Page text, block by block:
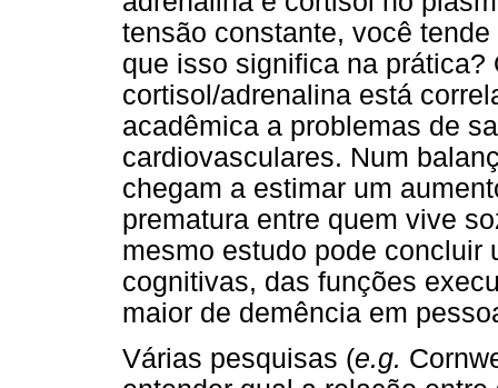
tensão constante, você
que isso significa na prática?
cortisol/adrenalina está
acadêmica a problemas de
cardiovasculares. Num
chegam a estimar um
prematura entre quem vive
mesmo estudo pode concluir
cognitivas, das funções
maior de demência em
Várias pesquisas (e.g.